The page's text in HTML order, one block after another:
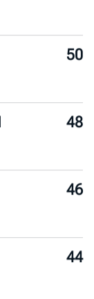
2 123